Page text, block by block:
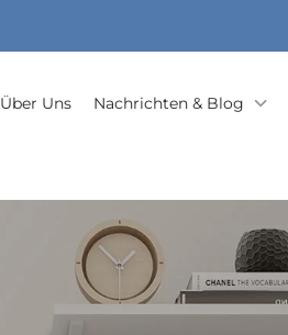
Über Uns Nachrichten & Blog